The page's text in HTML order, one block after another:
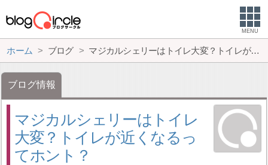
MENU
ホーム ブログ マジカルシェリーはトイレ大変？トイレが近くなるってホント？
ブログ情報
マジカルシェリーはトイレ
大変？トイレが近くなるっ
てホント？